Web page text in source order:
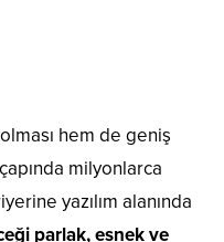
hem de geniş
milyonlarca
yazılım alanında
parlak, esnek ve